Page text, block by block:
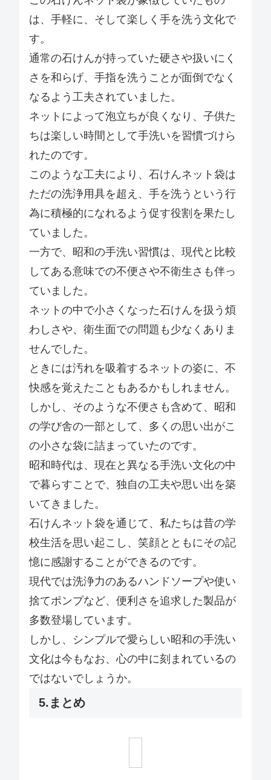
は、手軽に、そして楽しく手を洗う文化で
す。
通常の石けんが持っていた硬さや扱いにく
さを和らげ、手指を洗うことが面倒でなく
なるよう工夫されていました。
ネットによって泡立ちが良くなり、子供た
ちは楽しい時間として手洗いを習慣づけら
れたのです。
このような工夫により、石けんネット袋は
ただの洗浄用具を超え、手を洗うという行
為に積極的になれるよう促す役割を果たし
ていました。
一方で、昭和の手洗い習慣は、現代と比較
してある意味での不便さや不衛生さも伴っ
ていました。
ネットの中で小さくなった石けんを扱う煩
わしさや、衛生面での問題も少なくありま
せんでした。
ときには汚れを吸着するネットの姿に、不
快感を覚えたこともあるかもしれません。
しかし、そのような不便さも含めて、昭和
の学び舎の一部として、多くの思い出がこ
の小さな袋に詰まっていたのです。
昭和時代は、現在と異なる手洗い文化の中
で暮らすことで、独自の工夫や思い出を築
いてきました。
石けんネット袋を通じて、私たちは昔の学
校生活を思い起こし、笑顔とともにその記
憶に感謝することができるのです。
現代では洗浄力のあるハンドソープや使い
捨てポンプなど、便利さを追求した製品が
多数登場しています。
しかし、シンプルで愛らしい昭和の手洗い
文化は今もなお、心の中に刻まれているの
ではないでしょうか。
5.まとめ